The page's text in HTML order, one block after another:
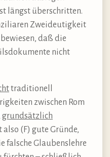
längst überschritten.
Zweideutigkeit
daß die
nicht
traditionell
zwischen Rom
grundsätzlich
(F) gute Gründe,
falsche Glaubenslehre